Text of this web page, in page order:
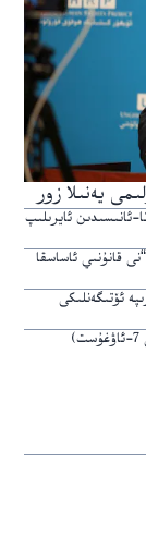
يەنىلا زور
بالا ئاتا-ئانىسىدىن ئايرىلىپ
قانۇنىي ئاساسقا
ئۆتىگەنلىكى